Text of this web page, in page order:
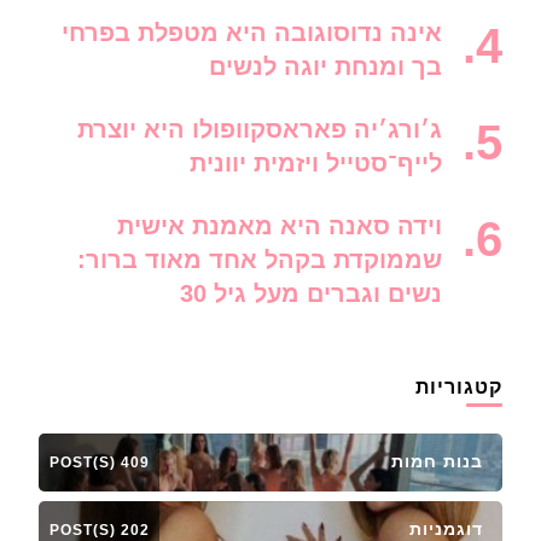
אינה נדוסוגובה היא מטפלת בפרחי
בך ומנחת יוגה לנשים
ג׳ורג׳יה פאראסקוופולו היא יוצרת
לייף־סטייל ויזמית יוונית
וידה סאנה היא מאמנת אישית
שממוקדת בקהל אחד מאוד ברור:
נשים וגברים מעל גיל 30
קטגוריות
בנות חמות 409 POST(S)
דוגמניות 202 POST(S)